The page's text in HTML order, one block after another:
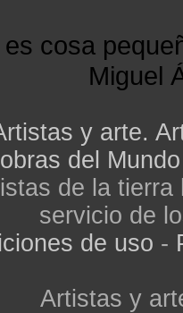
cosa
Miguel
y arte.
del Mundo
de la
servicio de
de uso -
Artistas y